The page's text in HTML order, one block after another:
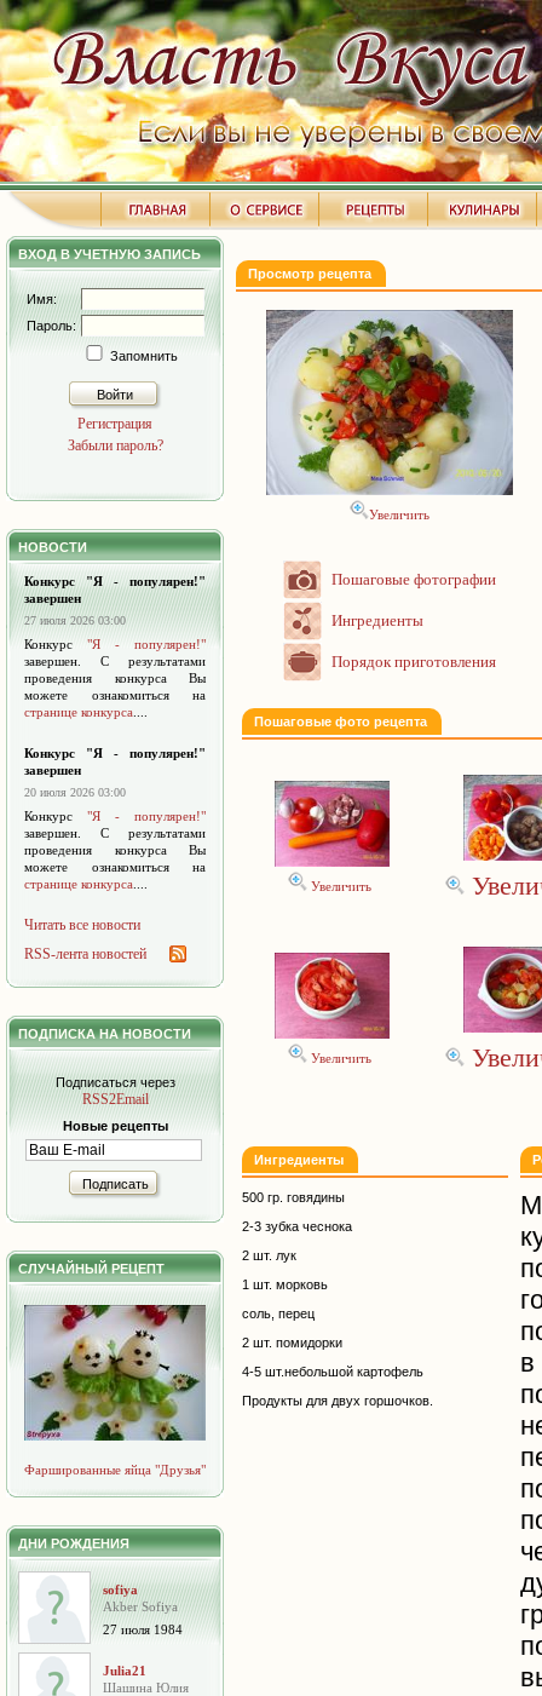
ВХОД В УЧЕТНУЮ ЗАПИСЬ
Имя:
Пароль:
Запомнить
Войти
Регистрация
Забыли пароль?
НОВОСТИ
Конкурс "Я - популярен!"
завершен
27 июля 2026 03:00
Конкурс "Я - популярен!"
завершен. С результатами
проведения конкурса Вы
можете ознакомиться на
странице конкурса
Конкурс "Я - популярен!"
завершен
20 июля 2026 03:00
Конкурс "Я - популярен!"
завершен. С результатами
проведения конкурса Вы
можете ознакомиться на
странице конкурса
Читать все новости
RSS-лента новостей
ПОДПИСКА НА НОВОСТИ
Подписаться через
RSS2Email
Новые рецепты
Подписать
СЛУЧАЙНЫЙ РЕЦЕПТ
Фаршированные яйца "Друзья"
ДНИ РОЖДЕНИЯ
sofiya
Akber Sofiya
27 июля 1984
Julia21
Шашина Юлия
Просмотр рецепта
Увеличить
Пошаговые фотографии
Ингредиенты
Порядок приготовления
Пошаговые фото рецепта
Увеличить
Увеличить
Ингредиенты
500 гр. говядины
2-3 зубка чеснока
2 шт. лук
1 шт. морковь
соль, перец
2 шт. помидорки
4-5 шт.небольшой картофель
Продукты для двух горшочков.